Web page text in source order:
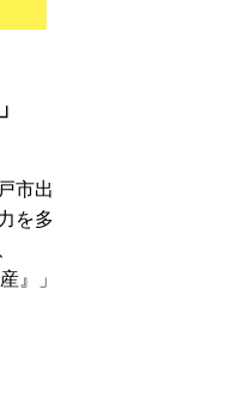
市出
を多
』」